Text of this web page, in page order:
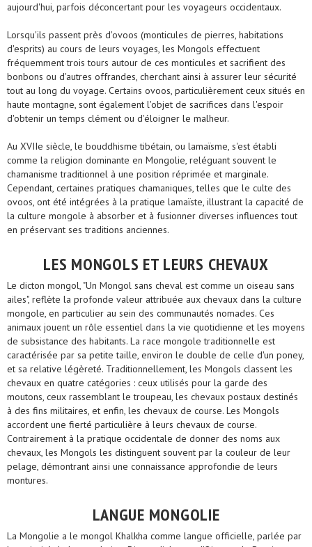
aujourd'hui, parfois déconcertant pour les voyageurs occidentaux.
Lorsqu'ils passent près d'ovoos (monticules de pierres, habitations
d'esprits) au cours de leurs voyages, les Mongols effectuent
fréquemment trois tours autour de ces monticules et sacrifient des
bonbons ou d'autres offrandes, cherchant ainsi à assurer leur sécurité
tout au long du voyage. Certains ovoos, particulièrement ceux situés en
haute montagne, sont également l'objet de sacrifices dans l'espoir
d'obtenir un temps clément ou d'éloigner le malheur.
Au XVIIe siècle, le bouddhisme tibétain, ou lamaïsme, s'est établi
comme la religion dominante en Mongolie, reléguant souvent le
chamanisme traditionnel à une position réprimée et marginale.
Cependant, certaines pratiques chamaniques, telles que le culte des
ovoos, ont été intégrées à la pratique lamaïste, illustrant la capacité de
la culture mongole à absorber et à fusionner diverses influences tout
en préservant ses traditions anciennes.
LES MONGOLS ET LEURS CHEVAUX
Le dicton mongol, "Un Mongol sans cheval est comme un oiseau sans
ailes", reflète la profonde valeur attribuée aux chevaux dans la culture
mongole, en particulier au sein des communautés nomades. Ces
animaux jouent un rôle essentiel dans la vie quotidienne et les moyens
de subsistance des habitants. La race mongole traditionnelle est
caractérisée par sa petite taille, environ le double de celle d'un poney,
et sa relative légèreté. Traditionnellement, les Mongols classent les
chevaux en quatre catégories : ceux utilisés pour la garde des
moutons, ceux rassemblant le troupeau, les chevaux postaux destinés
à des fins militaires, et enfin, les chevaux de course. Les Mongols
accordent une fierté particulière à leurs chevaux de course.
Contrairement à la pratique occidentale de donner des noms aux
chevaux, les Mongols les distinguent souvent par la couleur de leur
pelage, démontrant ainsi une connaissance approfondie de leurs
montures.
LANGUE MONGOLIE
La Mongolie a le mongol Khalkha comme langue officielle, parlée par